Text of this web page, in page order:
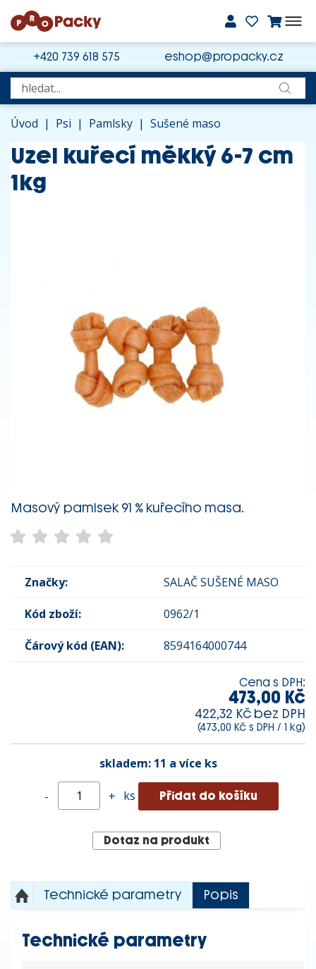
+420 739 618 575 eshop@propacky.cz
Úvod | Psi | Pamlsky | Sušené maso
Uzel kuřecí měkký 6-7 cm
1kg
Masový pamlsek 91 % kuřecího masa.
Značky: SALAČ SUŠENÉ MASO
Kód zboží: 0962/1
Čárový kód (EAN): 8594164000744
Cena s DPH:
473,00 Kč
422,32 Kč bez DPH
(473,00 Kč s DPH / 1 kg)
skladem: 11 a více ks
- + ks
Dotaz na produkt
Technické parametry Popis
Technické parametry